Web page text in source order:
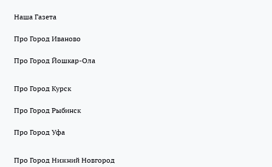
Наша Газета
Про Город Иваново
Про Город Йошкар-Ола
Про Город Курск
Про Город Рыбинск
Про Город Уфа
Про Город Нижний Новгород